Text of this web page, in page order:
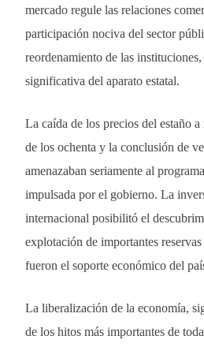
mercado regule las relaciones
participación nociva del sector
reordenamiento de las
significativa del aparato estatal.
La caída de los precios del estaño a
de los ochenta y la conclusión de
amenazaban seriamente al
impulsada por el gobierno. La
internacional posibilitó el
explotación de importantes
fueron el soporte económico del
La liberalización de la economía,
de los hitos más importantes de